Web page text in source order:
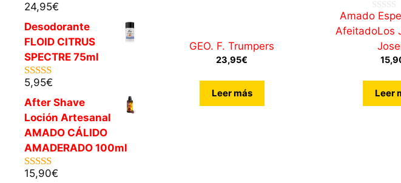
GEO. F. Trumpers
23,95€
Leer más
0
e
Amado
AfeitadoLos
Leer
5.00de 5
24,95€
Desodorante
FLOID CITRUS
SPECTRE 75ml
5.00de 5
5,95€
After Shave
Loción Artesanal
AMADO CÁLIDO
AMADERADO 100ml
5.00de 5
15,90€